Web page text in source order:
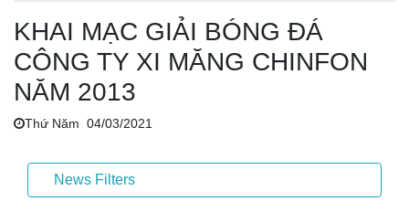
KHAI MẠC GIẢI BÓNG ĐÁ
CÔNG TY XI MĂNG CHINFON
NĂM 2013
Thứ Năm 04/03/2021
News Filters